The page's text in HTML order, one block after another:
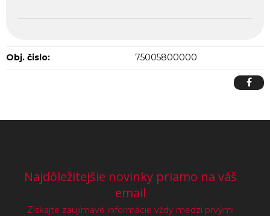
Obj. čislo: 75005800000
Najdôležitejšie novinky priamo na váš
email
Získajte zaujímavé informácie vždy medzi prvými